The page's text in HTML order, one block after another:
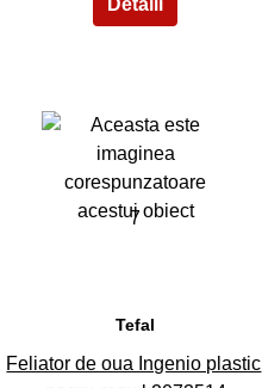
7
Tefal
Feliator de oua Ingenio plastic